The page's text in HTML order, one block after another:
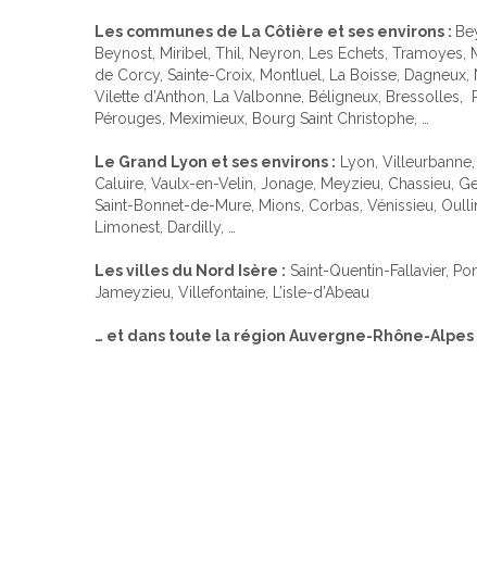
Les communes de La Côtière et ses environs :
Beynost, Miribel, Thil, Neyron, Les Echets, Tramoyes,
de Corcy, Sainte-Croix, Montluel, La Boisse, Dagneux,
Vilette d’Anthon, La Valbonne, Béligneux, Bressolles,
Pérouges, Meximieux, Bourg Saint Christophe, …
Le Grand Lyon et ses environs : Lyon,
Caluire, Vaulx-en-Velin, Jonage, Meyzieu, Chassieu,
Saint-Bonnet-de-Mure, Mions, Corbas, Vénissieu,
Limonest, Dardilly, …
Les villes du Nord Isère : Saint-Quentin-Fallavier,
Jameyzieu, Villefontaine, L’isle-d’Abeau
… et dans toute la région Auvergne-Rhône-